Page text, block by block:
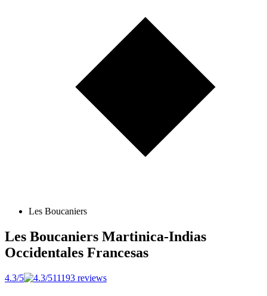
Les Boucaniers
Les Boucaniers Martinica-Indias
Occidentales Francesas
4.3/5 11193 reviews